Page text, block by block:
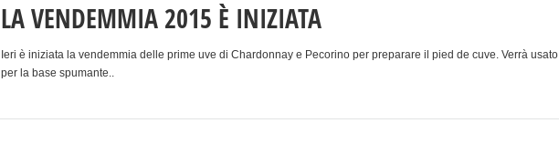
LA VENDEMMIA 2015 È INIZIATA
Ieri è iniziata la vendemmia delle prime uve di Chardonnay e Pecorino per preparare il pied de cuve. Verrà usato
per la base spumante..